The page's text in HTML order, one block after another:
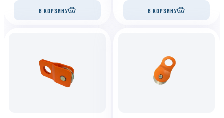
В КОРЗИНУ В КОРЗИНУ